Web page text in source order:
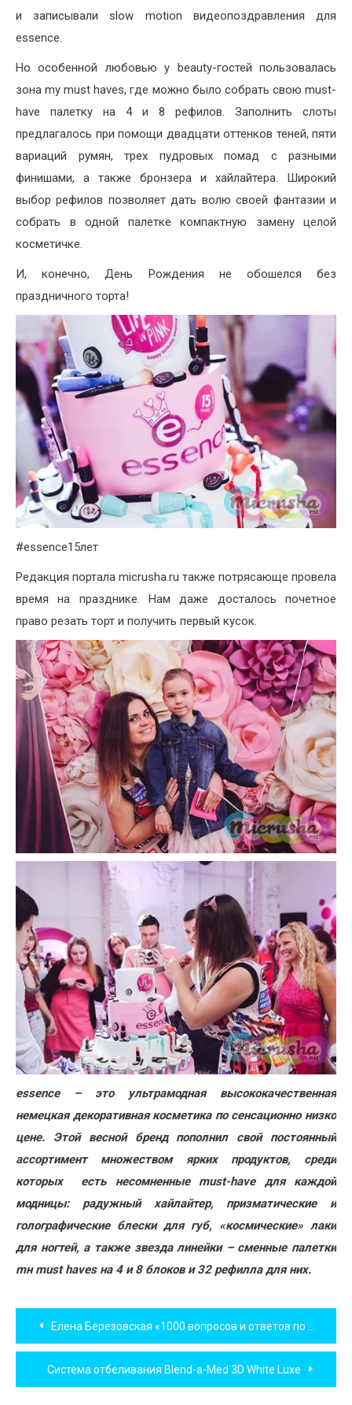
и записывали slow motion видеопоздравления для
essence.
Но особенной любовью у beauty-гостей пользовалась
зона my must haves, где можно было собрать свою must-
have палетку на 4 и 8 рефилов. Заполнить слоты
предлагалось при помощи двадцати оттенков теней, пяти
вариаций румян, трех пудровых помад с разными
финишами, а также бронзера и хайлайтера. Широкий
выбор рефилов позволяет дать волю своей фантазии и
собрать в одной палетке компактную замену целой
косметичке.
И, конечно, День Рождения не обошелся без
праздничного торта!
#essence15лет
Редакция портала micrusha.ru также потрясающе провела
время на празднике. Нам даже досталось почетное
право резать торт и получить первый кусок.
essence – это ультрамодная высококачественная
немецкая декоративная косметика по сенсационно низко
цене. Этой весной бренд пополнил свой постоянный
ассортимент множеством ярких продуктов, среди
которых есть несомненные must-have для каждой
модницы: радужный хайлайтер, призматические и
голографические блески для губ, «космические» лаки
для ногтей, а также звезда линейки – сменные палетки
mн must haves на 4 и 8 блоков и 32 рефилла для них.
Навигация
по
записям
Елена Березовская «1000 вопросов и ответов по гинекологии»
Система отбеливания Blend-a-Med 3D White Luxe